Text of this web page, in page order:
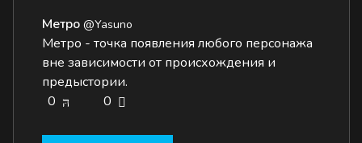
Метро @Yasuno
Метро - точка появления любого персонажа
вне зависимости от происхождения и
предыстории.
0
0